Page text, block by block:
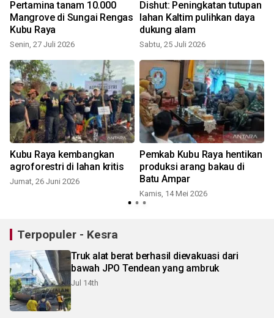
Pertamina tanam 10.000
Mangrove di Sungai Rengas
Kubu Raya
Senin, 27 Juli 2026
Dishut: Peningkatan tutupan
lahan Kaltim pulihkan daya
dukung alam
Sabtu, 25 Juli 2026
Kubu Raya kembangkan
agroforestri di lahan kritis
Jumat, 26 Juni 2026
Pemkab Kubu Raya hentikan
produksi arang bakau di
Batu Ampar
Kamis, 14 Mei 2026
Terpopuler - Kesra
Truk alat berat berhasil dievakuasi dari
bawah JPO Tendean yang ambruk
Jul 14th